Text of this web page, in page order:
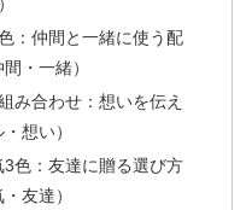
：仲間と一緒に使う配
・一緒）
み合わせ：想いを伝え
想い）
色：友達に贈る選び方
友達）